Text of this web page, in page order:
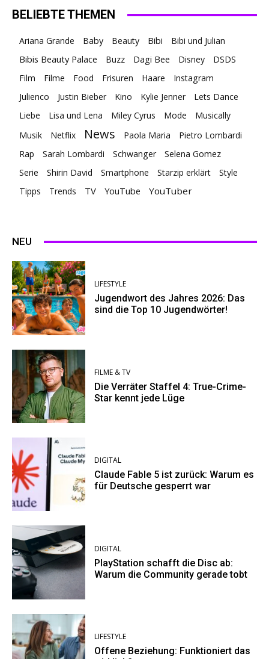
BELIEBTE THEMEN
Ariana Grande Baby Beauty Bibi Bibi und Julian
Bibis Beauty Palace Buzz Dagi Bee Disney
DSDS
Film
Filme Food Frisuren Haare
Instagram
Julienco
Justin Bieber Kino Kylie Jenner
Lets Dance
Liebe
Lisa und Lena Miley Cyrus Mode
Musically
Musik
Netflix News Paola Maria
Pietro Lombardi
Rap
Sarah Lombardi Schwanger
Selena Gomez
Serie
Shirin David Smartphone Starzip erklärt
Style
Tipps
Trends TV YouTube YouTuber
NEU
LIFESTYLE
Jugendwort des Jahres 2026: Das
sind die Top 10 Jugendwörter!
FILME & TV
Die Verräter Staffel 4: True-Crime-
Star kennt jede Lüge
DIGITAL
Claude Fable 5 ist zurück: Warum es
für Deutsche gesperrt war
DIGITAL
PlayStation schafft die Disc ab:
Warum die Community gerade tobt
LIFESTYLE
Offene Beziehung: Funktioniert das